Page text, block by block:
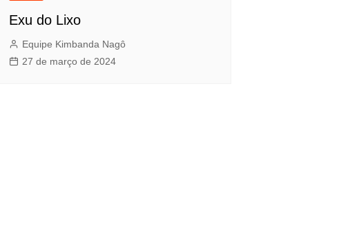
Exu do Lixo
Equipe Kimbanda Nagô
27 de março de 2024